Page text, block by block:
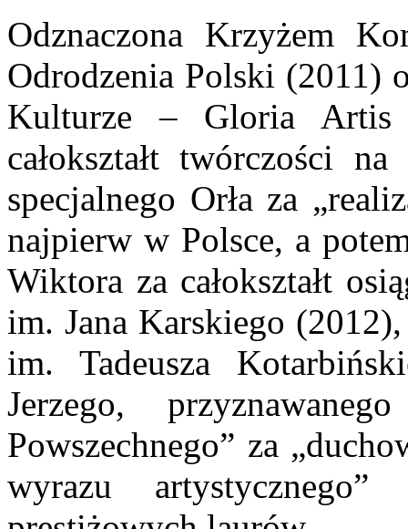
Odznaczona Krzyżem
Odrodzenia Polski (2011)
Kulturze – Gloria Artis
całokształt twórczości
specjalnego Orła za
najpierw w Polsce, a
Wiktora za całokształt
im. Jana Karskiego
im. Tadeusza
Jerzego,
Powszechnego” za
wyrazu